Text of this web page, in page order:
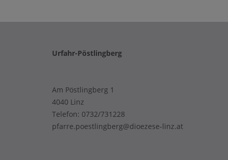
Urfahr-Pöstlingberg
Am Pöstlingberg 1
4040 Linz
Telefon: 0732/731228
pfarre.poestlingberg@dioezese-linz.at